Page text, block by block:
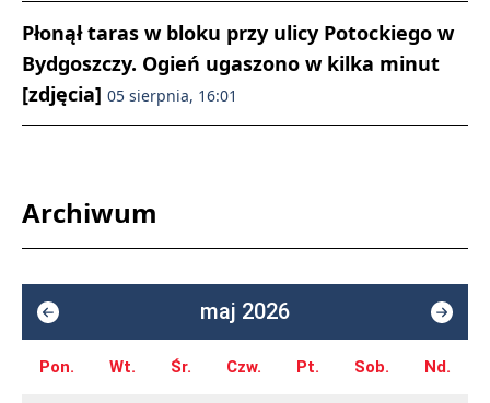
Płonął taras w bloku przy ulicy Potockiego w
Bydgoszczy. Ogień ugaszono w kilka minut
[zdjęcia] 05 sierpnia, 16:01
Archiwum
maj 2026
Pon. Wt. Śr. Czw. Pt. Sob. Nd.